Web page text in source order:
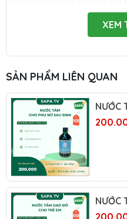
thể từ thảo mộc truyền
trưng của các loại lá tắm
cơ thể và mang lại cảm
Thông tin
Thương hiệu:
Sapa
Dung tích:
Dạng sản phẩm:
Quy cách:Chai
XEM
SẢN PHẨM LIÊN QUAN